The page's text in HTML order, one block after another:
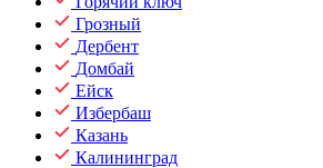
Грозный
Дербент
Домбай
Ейск
Избербаш
Казань
Калининград